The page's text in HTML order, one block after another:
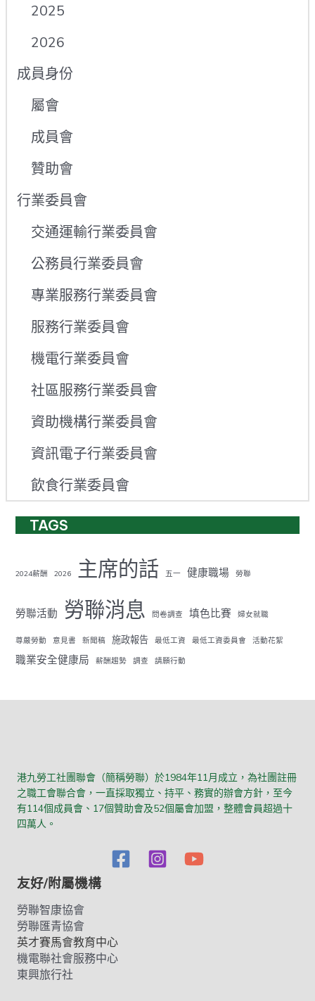
2025
2026
成員身份
屬會
成員會
贊助會
行業委員會
交通運輸行業委員會
公務員行業委員會
專業服務行業委員會
服務行業委員會
機電行業委員會
社區服務行業委員會
資助機構行業委員會
資訊電子行業委員會
飲食行業委員會
TAGS
2024薪酬 2026 主席的話 五一 健康職場 勞聯
勞聯活動 勞聯消息 問卷調查 填色比賽 婦女就職
尊嚴勞動 意見書 新聞稿 施政報告 最低工資 最低工資委員會 活動花絮
職業安全健康局 薪酬趨勢 調查 請願行動
港九勞工社團聯會（簡稱勞聯）於1984年11月成立，為社團註冊
之職工會聯合會，一直採取獨立、持平、務實的辦會方針，至今
有114個成員會、17個贊助會及52個屬會加盟，整體會員超過十
四萬人。
友好/附屬機構
勞聯智康協會
勞聯匯青協會
英才賽馬會教育中心
機電聯社會服務中心
東興旅行社